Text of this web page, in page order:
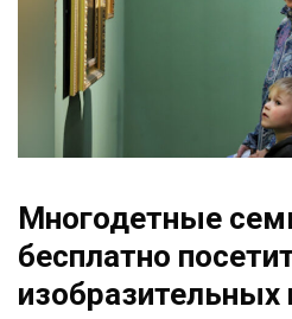
Многодетные
бесплатно
изобразительных